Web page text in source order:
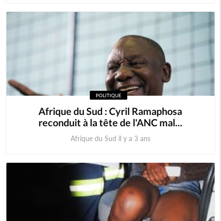
POLITIQUE
Afrique du Sud : Cyril Ramaphosa
reconduit à la tête de l'ANC mal...
Afrique du Sud il y a 3 ans